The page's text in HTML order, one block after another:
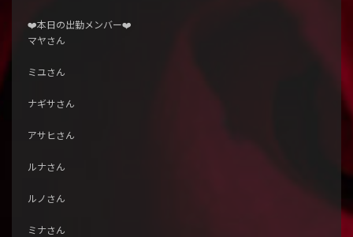
❤️本日の出勤メンバー❤️
マヤさん
ミユさん
ナギサさん
アサヒさん
ルナさん
ルノさん
ミナさん